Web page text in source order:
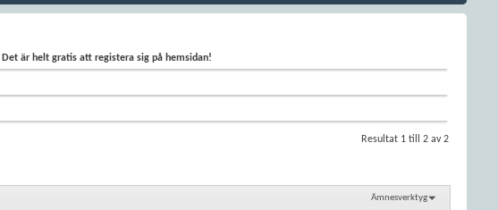
Det är helt gratis att registera sig på hemsidan!
Resultat 1 till 2 av 2
Ämnesverktyg